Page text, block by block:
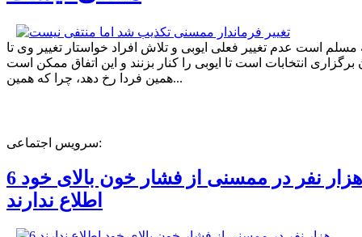
مسلم است عدم تغییر فعلی ایوبی و تلاش افراد خواستار تغییر وی تا
برگزاری انتخابات است تا ایوبی را کنار بزنند و این اتفاق ممکن است
همین فردا رخ دهد، چرا که همین...
سرویس اجتماعی:
6 هزار نفر در ممسنی از فشار خون بالای خود
اطلاع ندارند